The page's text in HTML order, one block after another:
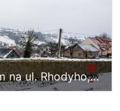
na ul. Rhodyho,